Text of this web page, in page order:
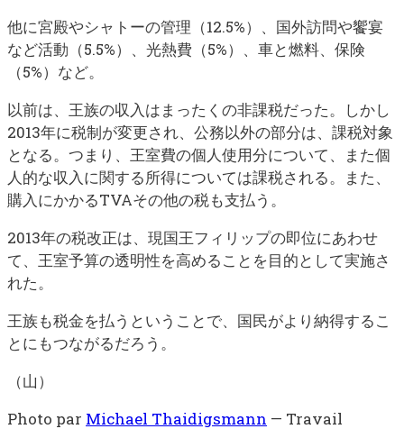
他に宮殿やシャトーの管理（12.5%）、国外訪問や饗宴
など活動（5.5%）、光熱費（5%）、車と燃料、保険
（5%）など。
以前は、王族の収入はまったくの非課税だった。しかし
2013年に税制が変更され、公務以外の部分は、課税対象
となる。つまり、王室費の個人使用分について、また個
人的な収入に関する所得については課税される。また、
購入にかかるTVAその他の税も支払う。
2013年の税改正は、現国王フィリップの即位にあわせ
て、王室予算の透明性を高めることを目的として実施さ
れた。
王族も税金を払うということで、国民がより納得するこ
とにもつながるだろう。
（山）
Photo par Michael Thaidigsmann — Travail